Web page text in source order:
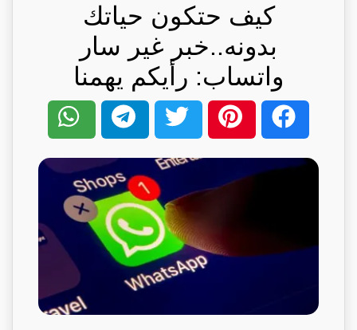
كيف حتكون حياتك
بدونه..خبر غير سار
واتساب: رأيكم يهمنا